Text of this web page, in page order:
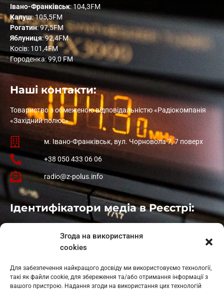
Згода на використання
cookies
Для забезпечення найкращого досвіду ми використовуємо технології,
такі як файли cookie, для збереження та/або отримання інформації з
вашого пристрою. Надання згоди на використання цих технологій
Івано-Франківськ: 104,3FM
Калуш: 105,5FM
Рогатин: 97,5FM
Яблуниця: 92,4FM
Косів: 101,4FM
Городенка: 99,0 FM
Наші контакти:
Товариство з обмеженою відповідальністю «Радіокомпанія
«Західний полюс»
м. Івано-Франківськ, вул. Чорновола 7, 7 поверх
+38 050 433 06 06
radio@z-polus.info
Ідентифікатори медіа в Реєстрі:
: L11-01410
: L11-01801
Косів: L11-01805
Гарасимів: L11-02274